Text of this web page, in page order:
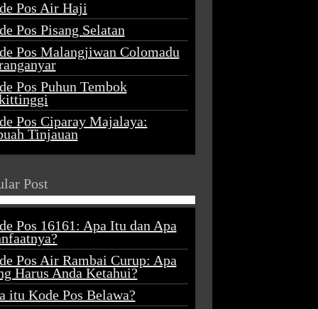
Pos Air Haji
Pos Pisang Selatan
Pos Malangjiwan Colomadu
Pos Puhun Tembok
Pos Ciparay Majalaya:
Tinjauan
Post
Pos 16161: Apa Itu dan Apa
Pos Air Rambai Curup: Apa
Harus Anda Ketahui?
itu Kode Pos Belawa?